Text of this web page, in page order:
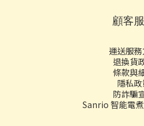
顧客
運送服
退換貨
條款與
隱私
防詐騙
Sanrio 智能電